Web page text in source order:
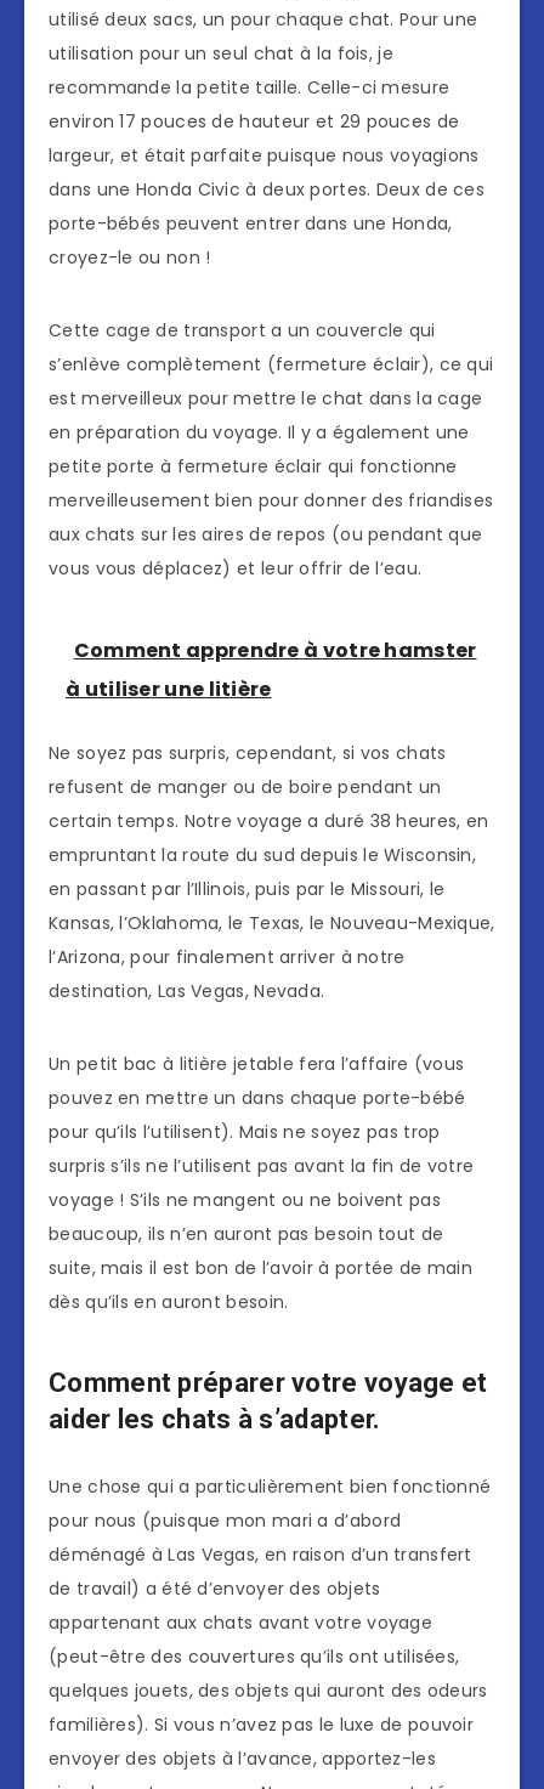
utilisé deux sacs, un pour chaque chat. Pour une
utilisation pour un seul chat à la fois, je
recommande la petite taille. Celle-ci mesure
environ 17 pouces de hauteur et 29 pouces de
largeur, et était parfaite puisque nous voyagions
dans une Honda Civic à deux portes. Deux de ces
porte-bébés peuvent entrer dans une Honda,
croyez-le ou non !
Cette cage de transport a un couvercle qui
s’enlève complètement (fermeture éclair), ce qui
est merveilleux pour mettre le chat dans la cage
en préparation du voyage. Il y a également une
petite porte à fermeture éclair qui fonctionne
merveilleusement bien pour donner des friandises
aux chats sur les aires de repos (ou pendant que
vous vous déplacez) et leur offrir de l’eau.
Comment apprendre à votre hamster
à utiliser une litière
Ne soyez pas surpris, cependant, si vos chats
refusent de manger ou de boire pendant un
certain temps. Notre voyage a duré 38 heures, en
empruntant la route du sud depuis le Wisconsin,
en passant par l’Illinois, puis par le Missouri, le
Kansas, l’Oklahoma, le Texas, le Nouveau-Mexique,
l’Arizona, pour finalement arriver à notre
destination, Las Vegas, Nevada.
Un petit bac à litière jetable fera l’affaire (vous
pouvez en mettre un dans chaque porte-bébé
pour qu’ils l’utilisent). Mais ne soyez pas trop
surpris s’ils ne l’utilisent pas avant la fin de votre
voyage ! S’ils ne mangent ou ne boivent pas
beaucoup, ils n’en auront pas besoin tout de
suite, mais il est bon de l’avoir à portée de main
dès qu’ils en auront besoin.
Comment préparer votre voyage et
aider les chats à s’adapter.
Une chose qui a particulièrement bien fonctionné
pour nous (puisque mon mari a d’abord
déménagé à Las Vegas, en raison d’un transfert
de travail) a été d’envoyer des objets
appartenant aux chats avant votre voyage
(peut-être des couvertures qu’ils ont utilisées,
quelques jouets, des objets qui auront des odeurs
familières). Si vous n’avez pas le luxe de pouvoir
envoyer des objets à l’avance, apportez-les